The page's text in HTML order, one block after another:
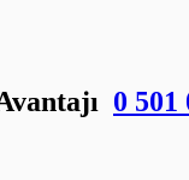
0 501